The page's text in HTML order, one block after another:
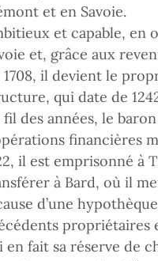
et en Savoie.
et capable, en
et, grâce aux
1708, il devient le
qui date de
fil des années, le
financières
il est emprisonné à
à Bard, où il
d’une
propriétaires
en fait sa réserve de